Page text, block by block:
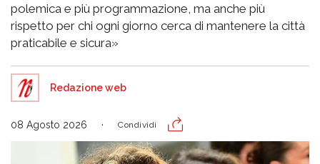
polemica e più programmazione, ma anche più
rispetto per chi ogni giorno cerca di mantenere la città
praticabile e sicura»
Redazione web
08 Agosto 2026 Condividi